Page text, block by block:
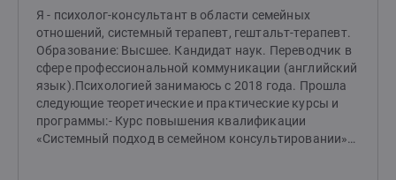
Я - психолог-консультант в области семейных
отношений, системный терапевт, гештальт-терапевт.
Образование: Высшее. Кандидат наук. Переводчик в
сфере профессиональной коммуникации (английский
язык).Психологией занимаюсь с 2018 года. Прошла
следующие теоретические и практические курсы и
программы:- Курс повышения квалификации
«Системный подход в семейном консультировании»